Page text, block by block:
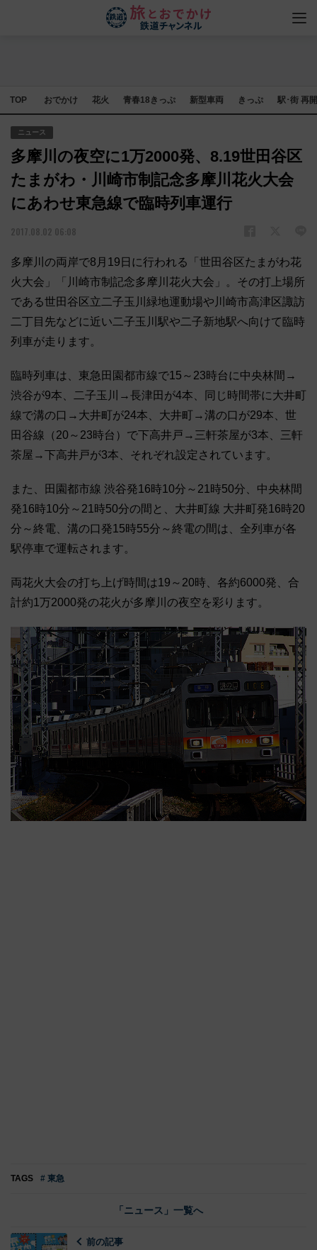
TOP おでかけ 花火 青春18きっぷ 新型車両 きっぷ 駅･街 再
ニュース
多摩川の夜空に1万2000発、8.19世田谷区
たまがわ・川崎市制記念多摩川花火大会
にあわせ東急線で臨時列車運行
2017.08.02 06:08
多摩川の両岸で8月19日に行われる「世田谷区たまがわ花
火大会」「川崎市制記念多摩川花火大会」。その打上場所
である世田谷区立二子玉川緑地運動場や川崎市高津区諏訪
二丁目先などに近い二子玉川駅や二子新地駅へ向けて臨時
列車が走ります。
臨時列車は、東急田園都市線で15～23時台に中央林間→
渋谷が9本、二子玉川→長津田が4本、同じ時間帯に大井町
線で溝の口→大井町が24本、大井町→溝の口が29本、世
田谷線（20～23時台）で下高井戸→三軒茶屋が3本、三軒
茶屋→下高井戸が3本、それぞれ設定されています。
また、田園都市線 渋谷発16時10分～21時50分、中央林間
発16時10分～21時50分の間と、大井町線 大井町発16時20
分～終電、溝の口発15時55分～終電の間は、全列車が各
駅停車で運転されます。
両花火大会の打ち上げ時間は19～20時、各約6000発、合
計約1万2000発の花火が多摩川の夜空を彩ります。
TAGS # 東急
「ニュース」一覧へ
前の記事